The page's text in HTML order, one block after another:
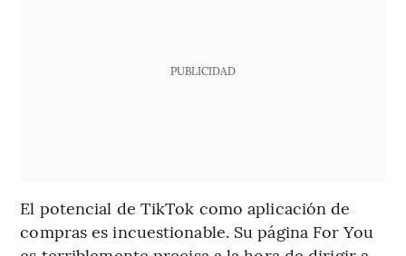
PUBLICIDAD
El potencial de TikTok como aplicación de
compras es incuestionable. Su página For You